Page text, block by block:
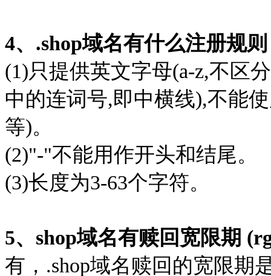
4、.shop域名有什么注册规
(1)只提供英文字母(a-z,不区
中的连词号,即中横线),不能
等)。
(2)"-"不能用作开头和结尾。
(3)长度为3-63个字符。
5、shop域名有赎回宽限期
有，.shop域名赎回的宽限期